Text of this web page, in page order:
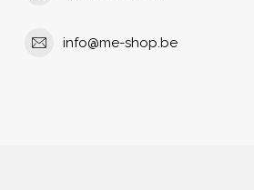
info@me-shop.be